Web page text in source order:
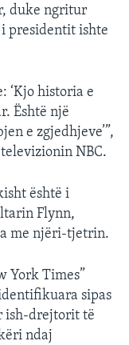
duke ngritur
presidentit ishte
‘Kjo historia e
Është një
e zgjedhjeve’”,
NBC.
është i
Flynn,
me njëri-tjetrin.
York Times”
sipas
ish-drejtorit të
ndaj